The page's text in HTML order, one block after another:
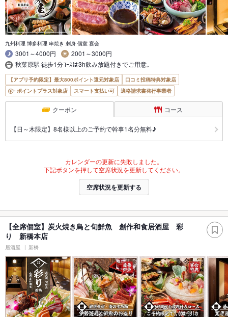
九州料理 博多料理 串焼き 刺身 個室 宴会
3001～4000円
2001～3000円
秋葉原駅 徒歩1分ｺｰｽは3h飲み放題付きでご用意｡
【アプリ予約限定】最大800ポイント還元対象店
口コミ投稿特典対象店
ポイントプラス対象店
スマート支払い可 適格請求書発行事業者
クーポン コース
【日～木限定】8名様以上のご予約で幹事1名分無料♪
カレンダーの更新に失敗しました。
下記ボタンを押して空席状況を更新してください。
空席状況を更新する
【全席個室】炭火焼き鳥と旬鮮魚 創作和食居酒屋 彩
り 新橋本店
居酒屋 新橋